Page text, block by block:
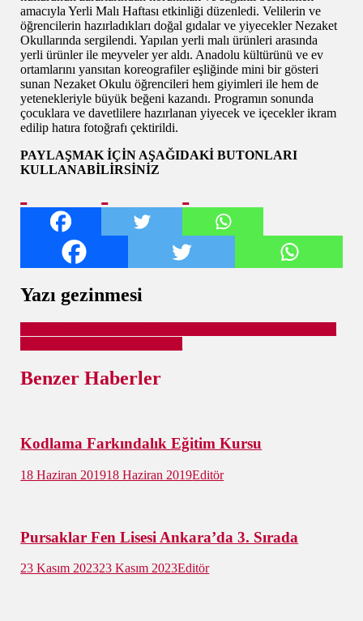
amacıyla Yerli Malı Haftası etkinliği düzenledi. Velilerin ve
öğrencilerin hazırladıkları doğal gıdalar ve yiyecekler Nezaket
Okullarında sergilendi. Yapılan yerli malı ürünleri arasında
yerli ürünler ile meyveler yer aldı. Anadolu kültürünü ve ev
ortamlarını yansıtan koreografiler eşliğinde mini bir gösteri
sunan Nezaket Okulu öğrencileri hem giyimleri ile hem de
yetenekleriyle büyük beğeni kazandı. Programın sonunda
çocuklara ve davetlilere hazırlanan yiyecek ve içecekler ikram
edilip hatıra fotoğrafı çektirildi.
PAYLAŞMAK İÇİN AŞAĞIDAKİ BUTONLARI
KULLANABİLİRSİNİZ
Yazı gezinmesi
Benzer Haberler
Kodlama Farkındalık Eğitim Kursu
18 Haziran 201918 Haziran 2019Editör
Pursaklar Fen Lisesi Ankara’da 3. Sırada
23 Kasım 202323 Kasım 2023Editör